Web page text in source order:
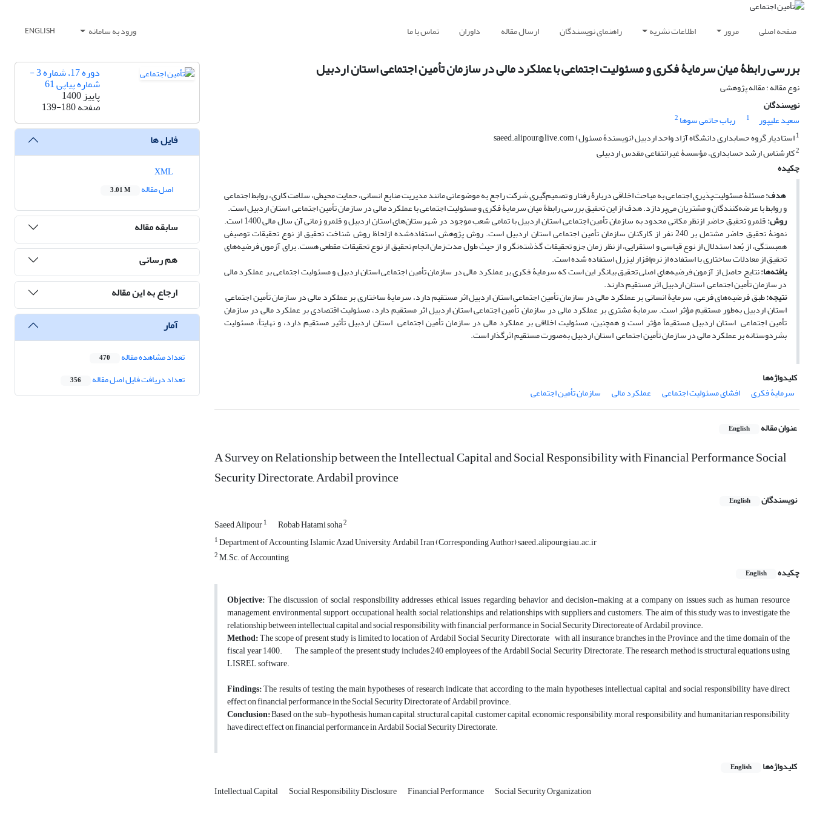
صفحه اصلی مرور اطلاعات نشریه راهنمای نویسندگان ارسال مقاله داوران تماس با ما ورود به سامانه ENGLISH
بررسی رابطۀ میان سرمایۀ فکری و مسئولیت اجتماعی با عملکرد مالی در سازمان تأمین اجتماعی استان اردبیل
نوع مقاله : مقاله پژوهشی
نویسندگان
سعید علیپور
1 رباب حاتمی سوها 2
1استادیار گروه حسابداری دانشگاه آزاد واحد اردبیل (نویسندۀ مسئول) saeed.alipour@live.com
2کارشناس ارشد حسابداری، مؤسسۀ غیرانتفاعی مقدس اردبیلی
چکیده
هدف:مسئلۀ مسئولیت‌پذیری اجتماعی به مباحث اخلاقی دربارۀ رفتار و تصمیم‌گیری شرکت راجع به موضوعاتی مانند مدیریت منابع انسانی، حمایت محیطی، سلامت کاری، روابط اجتماعی
و روابط با عرضه‌کنندگان و مشتریان می‌پردازد. هدف از این تحقیق بررسی رابطۀ میان سرمایۀ فکری و مسئولیت اجتماعی با عملکرد مالی در سازمان تأمین اجتماعی استان اردبیل است.
روش‌: قلمرو تحقیق حاضر ازنظر مکانی محدود به سازمان تأمین اجتماعی استان اردبیل با تمامی شعب موجود در شهرستان‌های استان اردبیل و قلمرو زمانی آن سال مالی 1400 است.
نمونۀ تحقیق حاضر مشتمل بر 240 نفر از کارکنان سازمان تأمین اجتماعی استان اردبیل است. روش پژوهش استفاده‌شده ازلحاظ روش شناخت تحقیق از نوع تحقیقات توصیفی
همبستگی، از بُعد استدلال از نوع قیاسی و استقرایی، از نظر زمان جزو تحقیقات گذشته‌نگر و از حیث طول مدت‌زمان انجام تحقیق از نوع تحقیقات مقطعی هست. برای آزمون فرضیه‌های
تحقیق از معادلات ساختاری با استفاده از نرم‌افزار لیزرل استفاده ‌شده است.
یافته‌ها:نتایج حاصل از آزمون فرضیه‌های اصلی تحقیق بیانگر این است که سرمایۀ فکری بر عملکرد مالی در سازمان تأمین اجتماعی استان اردبیل و مسئولیت اجتماعی بر عملکرد مالی
در سازمان تأمین اجتماعی استان اردبیل اثر مستقیم دارند.
نتیجه‌:طبق فرضیه‌های فرعی، سرمایۀ انسانی بر عملکرد مالی در سازمان تأمین اجتماعی استان اردبیل اثر مستقیم دارد، سرمایۀ ساختاری بر عملکرد مالی در سازمان تأمین اجتماعی
استان اردبیل به‌طور مستقیم مؤثر است. سرمایۀ مشتری بر عملکرد مالی در سازمان تأمین اجتماعی استان اردبیل اثر مستقیم دارد، مسئولیت اقتصادی بر عملکرد مالی در سازمان
تأمین اجتماعی استان اردبیل مستقیماً مؤثر است و همچنین، مسئولیت اخلاقی بر عملکرد مالی در سازمان تأمین اجتماعی استان اردبیل تأثیر مستقیم دارد، و نهایتاً، مسئولیت
بشردوستانه بر عملکرد مالی در سازمان تأمین اجتماعی استان اردبیل به‌صورت مستقیم اثرگذار است.
کلیدواژه‌ها
سرمایۀ فکری
افشای مسئولیت اجتماعی عملکرد مالی سازمان تأمین اجتماعی
عنوان مقاله English
A Survey on Relationship between the Intellectual Capital and Social Responsibility with Financial Performance Social
Security Directorate, Ardabil province
نویسندگان English
Saeed Alipour1 Robab Hatami soha2
1Department of Accounting, Islamic Azad University, Ardabil, Iran (Corresponding Author) saeed.alipour@iau.ac.ir
2M.Sc. of Accounting
چکیده
English
Objective:The discussion of social responsibility addresses ethical issues regarding behavior and decision-making at a company on issues such as human resource
management, environmental support, occupational health, social relationships, and relationships with suppliers and customers. The aim of this study was to investigate the
relationship between intellectual capital and social responsibility with financial performance in Social Security Directoreate of Ardabil province.
Method:The scope of present study is limited to location of Ardabil Social Security Directorate with all insurance branches in the Province, and the time domain of the
fiscal year 1400. The sample of the present study includes 240 employees of the Ardabil Social Security Directorate. The research method is structural equations using
LISREL software.
Findings:The results of testing the main hypotheses of research indicate that, according to the main hypotheses, intellectual capital and social responsibility have direct
effect on financial performance in the Social Security Directorate of Ardabil province.
Conclusion:Based on the sub-hypothesis, human capital, structural capital, customer capital, economic responsibility, moral responsibility, and humanitarian responsibility
have direct effect on financial performance in Ardabil Social Security Directorate.
کلیدواژه‌ها English
Intellectual Capital Social Responsibility Disclosure Financial Performance Social Security Organization
دوره 17، شماره 3 -
شماره پیاپی 61
پاییز 1400
صفحه139-180
فایل ها
اصل مقاله
3.01 M
سابقه مقاله
هم رسانی
ارجاع به این مقاله
آمار
تعداد مشاهده مقاله 470
تعداد دریافت فایل اصل مقاله 356